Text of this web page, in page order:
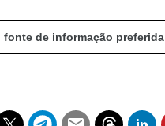
fonte de informação preferida